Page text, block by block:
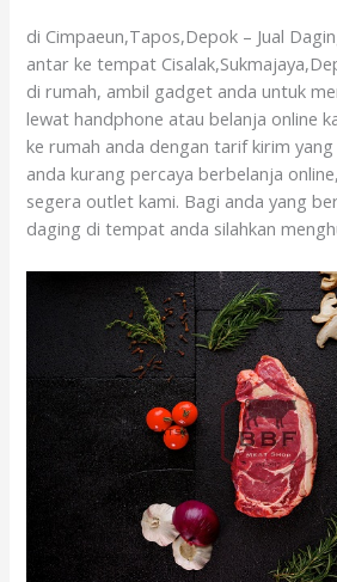
di Cimpaeun,Tapos,Depok – Jual
antar ke tempat
di rumah, ambil gadget anda untuk
lewat handphone atau belanja online
ke rumah anda dengan tarif kirim
anda kurang percaya berbelanja
segera outlet kami. Bagi anda yang
daging di tempat anda silahkan